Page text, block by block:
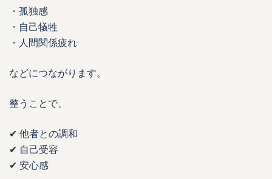
・孤独感
・自己犠牲
・人間関係疲れ
などにつながります。
整うことで、
✔ 他者との調和
✔ 自己受容
✔ 安心感